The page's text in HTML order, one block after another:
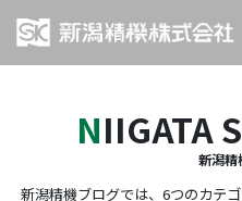
NIIGATA
新潟精
新潟精機ブログでは、6つのカテ